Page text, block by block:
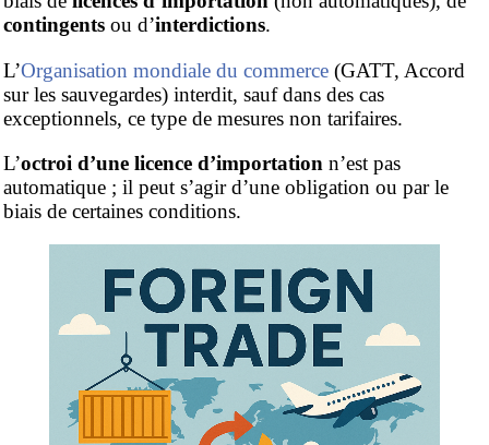
contingents ou d’interdictions.
L’Organisation mondiale du commerce (GATT, Accord
sur les sauvegardes) interdit, sauf dans des cas
exceptionnels, ce type de mesures non tarifaires.
L’octroi d’une licence d’importation n’est pas
automatique ; il peut s’agir d’une obligation ou par le
biais de certaines conditions.